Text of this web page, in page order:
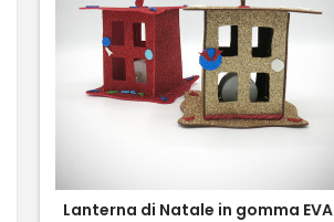
Lanterna di Natale in gomma EVA